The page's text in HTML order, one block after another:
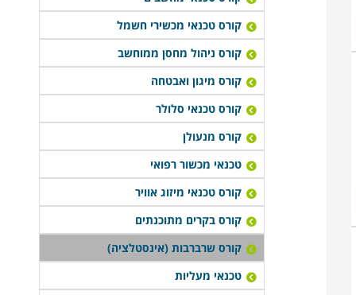
קורס טכנאי מכשירי חשמל
קורס ניהול מחסן ממוחשב
קורס מיגון ואבטחה
קורס טכנאי סלולר
קורס מנעולן
טכנאי מכשור רפואי
קורס טכנאי מיזוג אוויר
קורס בקרים מתוכנתים
קורס שרברבות (אינסטלציה)
טכנאי מעליות